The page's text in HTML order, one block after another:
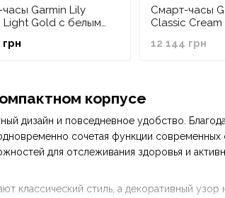
корпусе
дизайн и повседневное удобство.
сочетая функции современных
для отслеживания здоровья и
классический стиль, а декоративный узор
Garmin Lily
Light Gold с белым
кожи
Смарт-часы
Classic
итальянской
12 144 грн